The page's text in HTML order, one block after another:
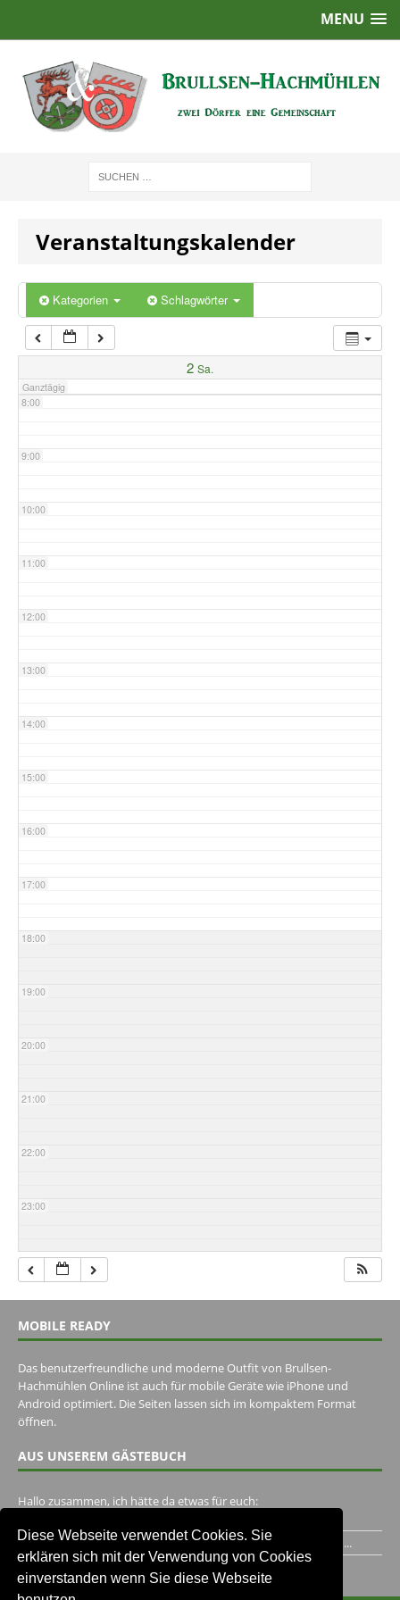
Diese Webseite verwendet Cookies. Sie
erklären sich mit der Verwendung von Cookies
einverstanden wenn Sie diese Webseite
MENU
Veranstaltungskalender
Kategorien Schlagwörter
2 Sa.
Ganztägig
2:00
5:00
7:00
8:00
9:00
10:00
11:00
12:00
13:00
14:00
15:00
16:00
17:00
18:00
19:00
20:00
21:00
22:00
23:00
MOBILE READY
Das benutzerfreundliche und moderne Outfit von Brullsen-
Hachmühlen Online ist auch für mobile Geräte wie iPhone und
Android optimiert. Die Seiten lassen sich im kompaktem Format
öffnen.
AUS UNSEREM GÄSTEBUCH
Hallo zusammen, ich hätte da etwas für euch:
Ich habe ein Jahr im Gasthaus Hugo Pape verbracht..Habe ihn...
Unser Gästebuch besuchen